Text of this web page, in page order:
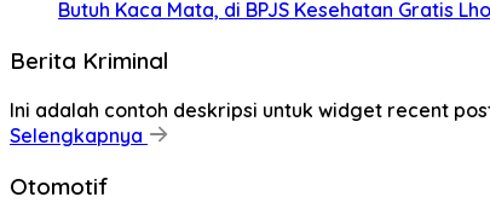
Butuh Kaca Mata, di BPJS Kesehatan Gratis
Berita Kriminal
Ini adalah contoh deskripsi untuk widget recent
Selengkapnya
Otomotif